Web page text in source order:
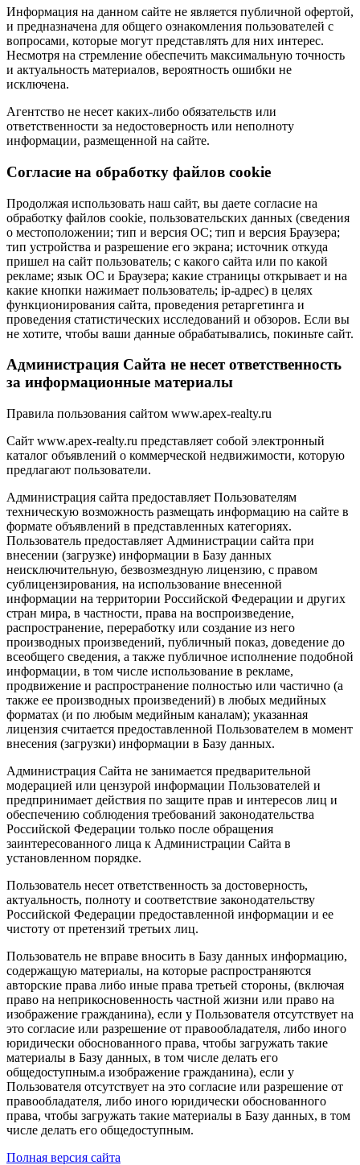
Информация на данном сайте не является публичной офертой,
и предназначена для общего ознакомления пользователей с
вопросами, которые могут представлять для них интерес.
Несмотря на стремление обеспечить максимальную точность
и актуальность материалов, вероятность ошибки не
исключена.
Агентство не несет каких-либо обязательств или
ответственности за недостоверность или неполноту
информации, размещенной на сайте.
Cогласие на обработку файлов cookie
Продолжая использовать наш сайт, вы даете согласие на
обработку файлов cookie, пользовательских данных (сведения
о местоположении; тип и версия ОС; тип и версия Браузера;
тип устройства и разрешение его экрана; источник откуда
пришел на сайт пользователь; с какого сайта или по какой
рекламе; язык ОС и Браузера; какие страницы открывает и на
какие кнопки нажимает пользователь; ip-адрес) в целях
функционирования сайта, проведения ретаргетинга и
проведения статистических исследований и обзоров. Если вы
не хотите, чтобы ваши данные обрабатывались, покиньте сайт.
Администрация Сайта не несет ответственность
за информационные материалы
Правила пользования сайтом www.apex-realty.ru
Сайт www.apex-realty.ru представляет собой электронный
каталог объявлений о коммерческой недвижимости, которую
предлагают пользователи.
Администрация сайта предоставляет Пользователям
техническую возможность размещать информацию на сайте в
формате объявлений в представленных категориях.
Пользователь предоставляет Администрации сайта при
внесении (загрузке) информации в Базу данных
неисключительную, безвозмездную лицензию, с правом
сублицензирования, на использование внесенной
информации на территории Российской Федерации и других
стран мира, в частности, права на воспроизведение,
распространение, переработку или создание из него
производных произведений, публичный показ, доведение до
всеобщего сведения, а также публичное исполнение подобной
информации, в том числе использование в рекламе,
продвижение и распространение полностью или частично (а
также ее производных произведений) в любых медийных
форматах (и по любым медийным каналам); указанная
лицензия считается предоставленной Пользователем в момент
внесения (загрузки) информации в Базу данных.
Администрация Сайта не занимается предварительной
модерацией или цензурой информации Пользователей и
предпринимает действия по защите прав и интересов лиц и
обеспечению соблюдения требований законодательства
Российской Федерации только после обращения
заинтересованного лица к Администрации Сайта в
установленном порядке.
Пользователь несет ответственность за достоверность,
актуальность, полноту и соответствие законодательству
Российской Федерации предоставленной информации и ее
чистоту от претензий третьих лиц.
Пользователь не вправе вносить в Базу данных информацию,
содержащую материалы, на которые распространяются
авторские права либо иные права третьей стороны, (включая
право на неприкосновенность частной жизни или право на
изображение гражданина), если у Пользователя отсутствует на
это согласие или разрешение от правообладателя, либо иного
юридически обоснованного права, чтобы загружать такие
материалы в Базу данных, в том числе делать его
общедоступным.а изображение гражданина), если у
Пользователя отсутствует на это согласие или разрешение от
правообладателя, либо иного юридически обоснованного
права, чтобы загружать такие материалы в Базу данных, в том
числе делать его общедоступным.
Полная версия сайта